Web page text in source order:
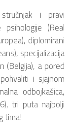
i pravi
(Real
diplomirani
specijalizacija
(Belgija), a pored
i sjajnom
odbojkašica,
tri puta najbolji
tima!